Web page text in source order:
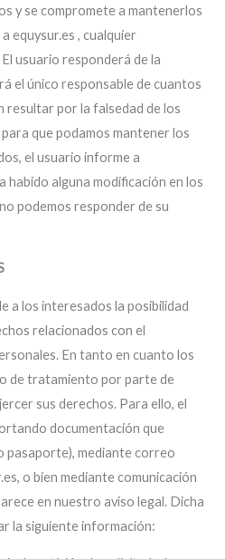
y se compromete a mantenerlos
equysur.es , cualquier
usuario responderá de la
el único responsable de cuantos
por la falsedad de los
que podamos mantener los
el usuario informe a
habido alguna modificación en los
podemos responder de su
a los interesados la posibilidad
relacionados con el
En tanto en cuanto los
de tratamiento por parte de
sus derechos. Para ello, el
documentación que
pasaporte), mediante correo
o bien mediante comunicación
en nuestro aviso legal. Dicha
la siguiente información: